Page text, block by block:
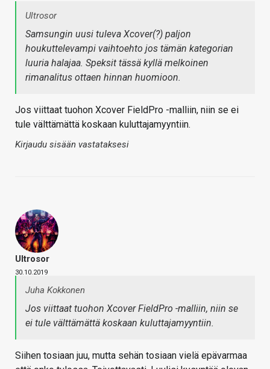
Ultrosor
Samsungin uusi tuleva Xcover(?) paljon
houkuttelevampi vaihtoehto jos tämän kategorian
luuria halajaa. Speksit tässä kyllä melkoinen
rimanalitus ottaen hinnan huomioon.
Jos viittaat tuohon Xcover FieldPro -malliin, niin se ei
tule välttämättä koskaan kuluttajamyyntiin.
Kirjaudu sisään vastataksesi
Ultrosor
30.10.2019
Juha Kokkonen
Jos viittaat tuohon Xcover FieldPro -malliin, niin se
ei tule välttämättä koskaan kuluttajamyyntiin.
Siihen tosiaan juu, mutta sehän tosiaan vielä epävarmaa